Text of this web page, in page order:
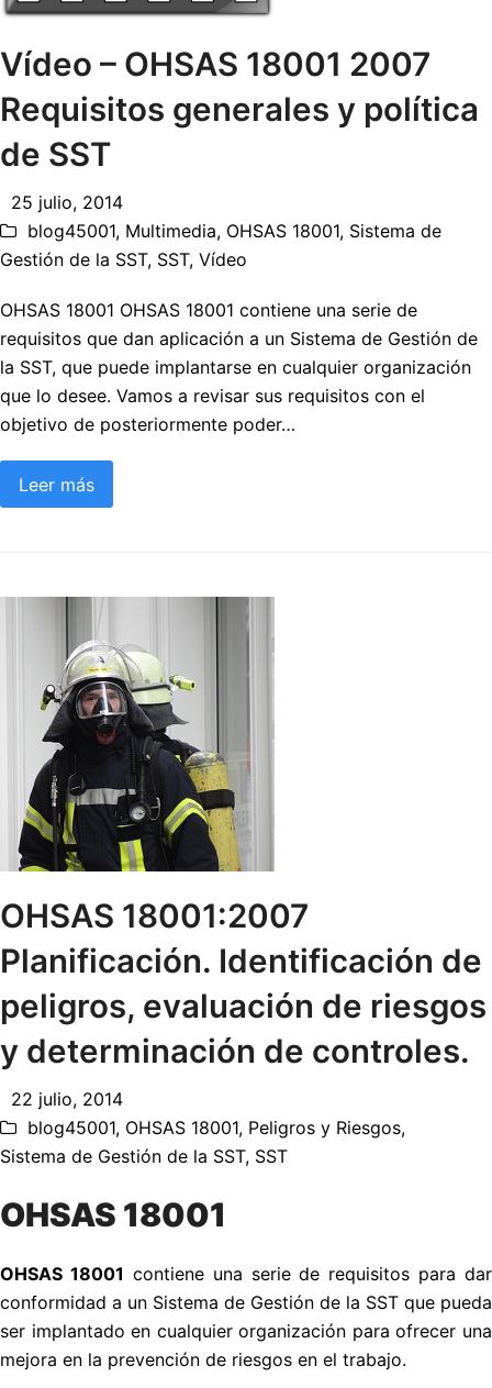
Vídeo – OHSAS 18001 2007
Requisitos generales y política
de SST
25 julio, 2014
blog45001, Multimedia, OHSAS 18001, Sistema de
Gestión de la SST, SST, Vídeo
OHSAS 18001 OHSAS 18001 contiene una serie de
requisitos que dan aplicación a un Sistema de Gestión de
la SST, que puede implantarse en cualquier organización
que lo desee. Vamos a revisar sus requisitos con el
objetivo de posteriormente poder…
Leer más
OHSAS 18001:2007
Planificación. Identificación de
peligros, evaluación de riesgos
y determinación de controles.
22 julio, 2014
blog45001, OHSAS 18001, Peligros y Riesgos,
Sistema de Gestión de la SST, SST
OHSAS 18001
OHSAS 18001 contiene una serie de requisitos para dar
conformidad a un Sistema de Gestión de la SST que pueda
ser implantado en cualquier organización para ofrecer una
mejora en la prevención de riesgos en el trabajo.